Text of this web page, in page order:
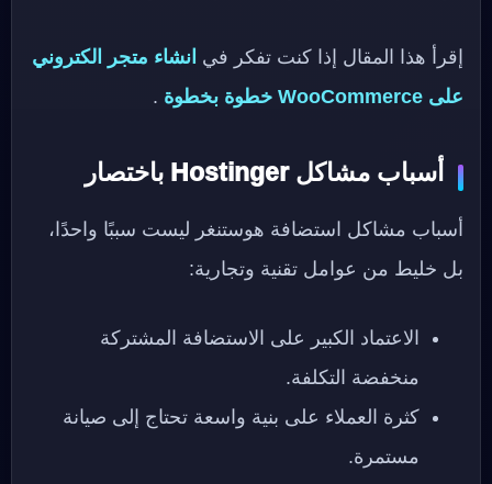
إقرأ هذا المقال إذا كنت تفكر في انشاء متجر الكتروني
على WooCommerce خطوة بخطوة
.
أسباب مشاكل Hostinger باختصار
أسباب مشاكل استضافة هوستنغر ليست سببًا واحدًا،
بل خليط من عوامل تقنية وتجارية:
الاعتماد الكبير على الاستضافة المشتركة
منخفضة التكلفة.
كثرة العملاء على بنية واسعة تحتاج إلى صيانة
مستمرة.